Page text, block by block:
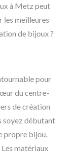
à Metz peut
les meilleures
de bijoux ?
pour
du centre-
de création
soyez débutant
propre bijou,
matériaux